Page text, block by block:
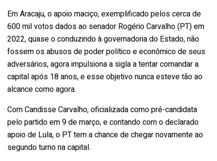
Em Aracaju, o apoio maciço, exemplificado pelos cerca de
600 mil votos dados ao senador Rogério Carvalho (PT) em
2022, quase o conduzindo à governadoria do Estado, não
fossem os abusos de poder político e econômico de seus
adversários, agora impulsiona a sigla a tentar comandar a
capital após 18 anos, e esse objetivo nunca esteve tão ao
alcance como agora.
Com Candisse Carvalho, oficializada como pré-candidata
pelo partido em 9 de março, e contando com o declarado
apoio de Lula, o PT tem a chance de chegar novamente ao
segundo turno na capital.